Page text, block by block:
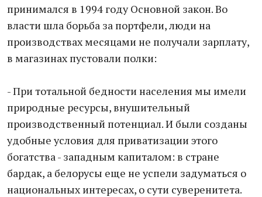
принимался в 1994 году Основной закон. Во
власти шла борьба за портфели, люди на
производствах месяцами не получали зарплату,
в магазинах пустовали полки:
- При тотальной бедности населения мы имели
природные ресурсы, внушительный
производственный потенциал. И были созданы
удобные условия для приватизации этого
богатства - западным капиталом: в стране
бардак, а белорусы еще не успели задуматься о
национальных интересах, о сути суверенитета.